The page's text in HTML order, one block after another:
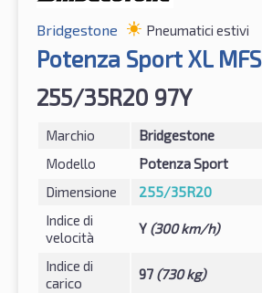
Bridgestone Pneumatici estivi
Potenza Sport XL MFS
255/35R20 97Y
Marchio
Bridgestone
Modello
Potenza Sport
Dimensione
255/35R20
Indice di
velocità
Y (300 km/h)
Indice di
carico
97 (730 kg)